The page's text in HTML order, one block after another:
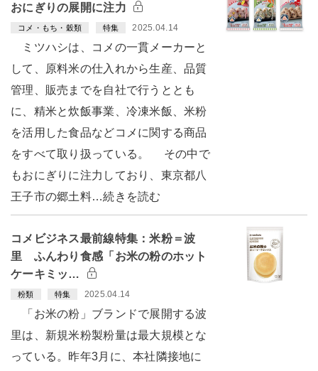
おにぎりの展開に注力
コメ・もち・穀類 特集 2025.04.14
ミツハシは、コメの一貫メーカーと
して、原料米の仕入れから生産、品質
管理、販売までを自社で行うととも
に、精米と炊飯事業、冷凍米飯、米粉
を活用した食品などコメに関する商品
をすべて取り扱っている。 その中で
もおにぎりに注力しており、東京都八
王子市の郷土料…続きを読む
コメビジネス最前線特集：米粉＝波
里 ふんわり食感「お米の粉のホット
ケーキミッ…
粉類 特集 2025.04.14
「お米の粉」ブランドで展開する波
里は、新規米粉製粉量は最大規模とな
っている。昨年3月に、本社隣接地に